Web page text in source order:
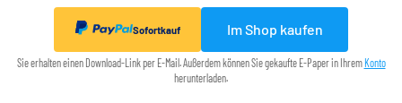
Sofortkauf Im Shop kaufen
Sie erhalten einen Download-Link per E-Mail. Außerdem können Sie gekaufte E-Paper in Ihrem Konto
herunterladen.